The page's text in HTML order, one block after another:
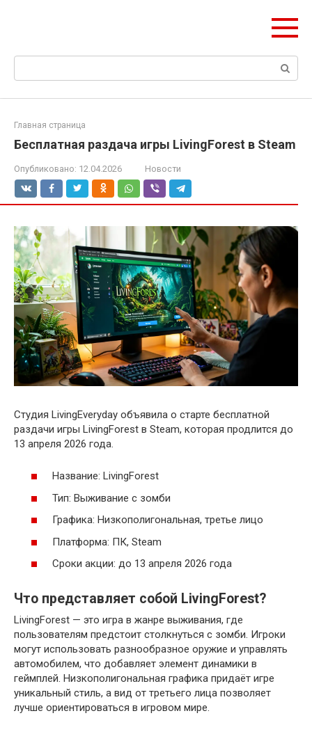
Поиск:
Главная страница
Бесплатная раздача игры LivingForest в Steam
Опубликовано: 12.04.2026 Новости
Студия LivingEveryday объявила о старте бесплатной
раздачи игры LivingForest в Steam, которая продлится до
13 апреля 2026 года.
Название: LivingForest
Тип: Выживание с зомби
Графика: Низкополигональная, третье лицо
Платформа: ПК, Steam
Сроки акции: до 13 апреля 2026 года
Что представляет собой LivingForest?
LivingForest — это игра в жанре выживания, где
пользователям предстоит столкнуться с зомби. Игроки
могут использовать разнообразное оружие и управлять
автомобилем, что добавляет элемент динамики в
геймплей. Низкополигональная графика придаёт игре
уникальный стиль, а вид от третьего лица позволяет
лучше ориентироваться в игровом мире.